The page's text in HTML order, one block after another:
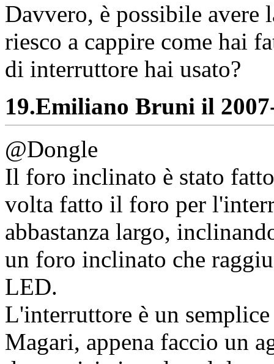
Davvero, è possibile avere
riesco a cappire come hai
di interruttore hai usato?
19.Emiliano Bruni il
@Dongle
Il foro inclinato è stato
volta fatto il foro per
abbastanza largo,
un foro inclinato che
LED.
L'interruttore è un
Magari, appena faccio un